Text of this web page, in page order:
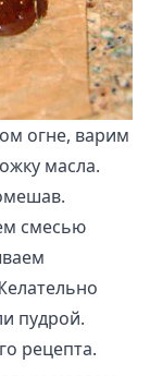
огне, варим
масла.
смесью
пудрой.
рецепта.